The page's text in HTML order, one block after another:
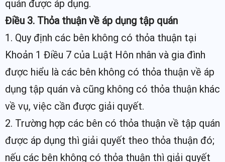
quán được áp dụng.
Điều 3. Thỏa thuận về áp dụng tập quán
1. Quy định các bên không có thỏa thuận tại
Khoản 1 Điều 7 của Luật Hôn nhân và gia đình
được hiểu là các bên không có thỏa thuận về áp
dụng tập quán và cũng không có thỏa thuận khác
về vụ, việc cần được giải quyết.
2. Trường hợp các bên có thỏa thuận về tập quán
được áp dụng thì giải quyết theo thỏa thuận đó;
nếu các bên không có thỏa thuận thì giải quyết